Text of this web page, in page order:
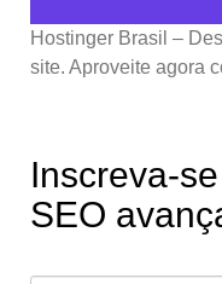
Hostinger Brasil –
site. Aproveite agora
Inscreva-
SEO